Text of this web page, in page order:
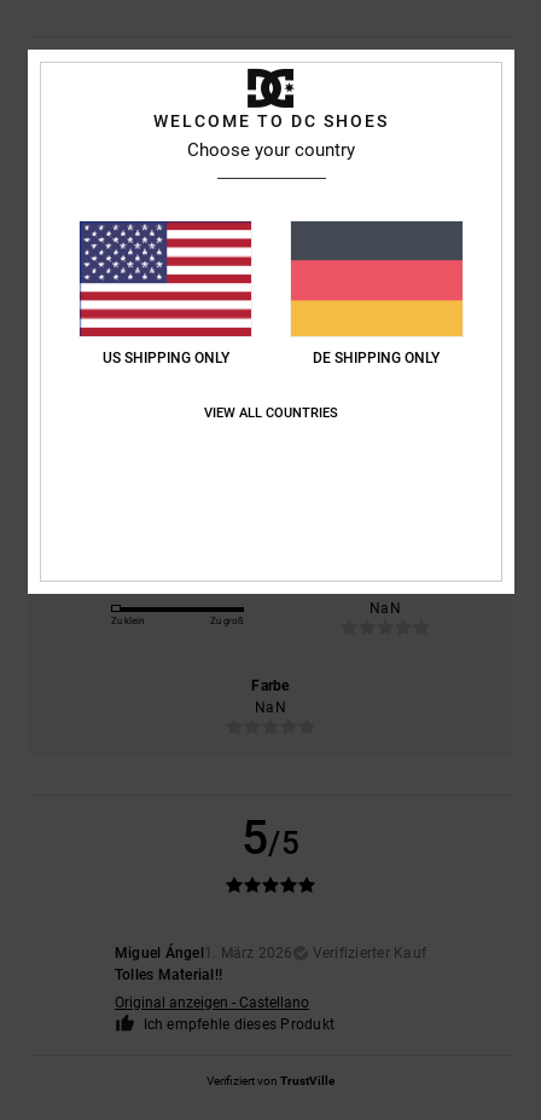
Versand & Rückversand
Kundenbewertungen
Durchschnittliche Bewertung
5.0
Größe
Zu klein Zu groß
Material
NaN
Farbe
NaN
5/5
Miguel Ángel 1. März 2026
Verifizierter Kauf
Tolles Material!!
Original anzeigen - Castellano
Ich empfehle dieses Produkt
Verifiziert von TrustVille
WELCOME TO DC SHOES
Choose your country
US SHIPPING ONLY DE SHIPPING ONLY
VIEW ALL COUNTRIES